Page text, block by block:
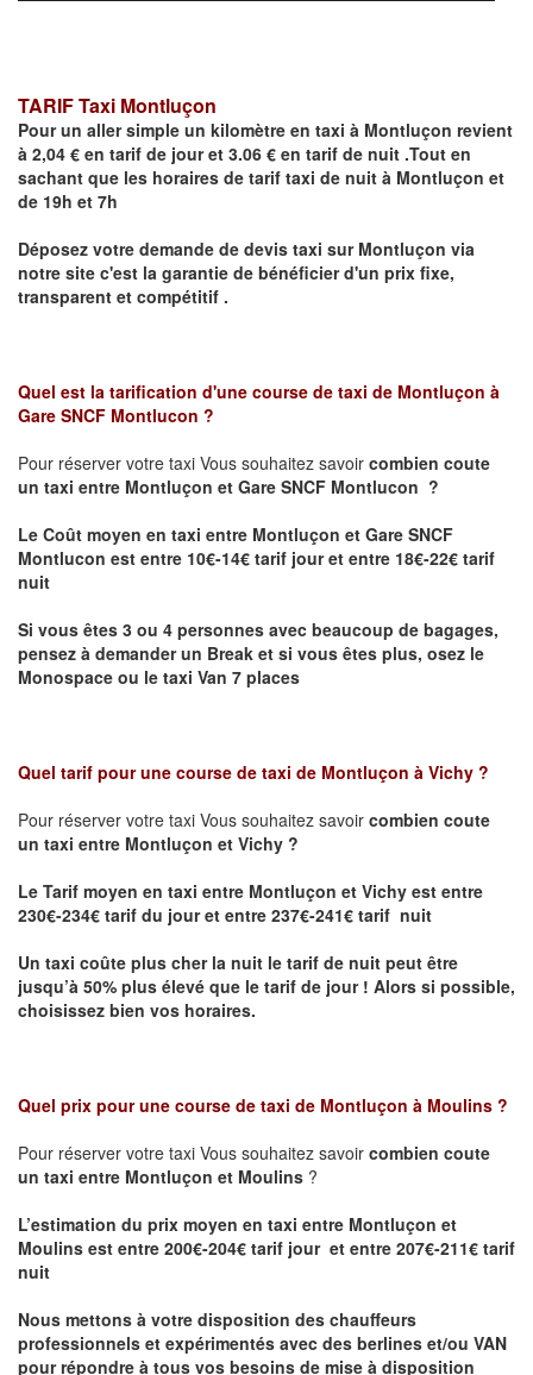
TARIF Taxi Montluçon
Pour un aller simple un kilomètre en taxi à Montluçon revient
à 2,04 € en tarif de jour et 3.06 € en tarif de nuit .Tout en
sachant que les horaires de tarif taxi de nuit à Montluçon et
de 19h et 7h
Déposez votre demande de devis taxi sur Montluçon via
notre site c'est la garantie de bénéficier d'un prix fixe,
transparent et compétitif .
Quel est la tarification d'une course de taxi de Montluçon à
Gare SNCF Montlucon ?
Pour réserver votre taxi Vous souhaitez savoir combien coute
un taxi entre Montluçon et Gare SNCF Montlucon ?
Le Coût moyen en taxi entre Montluçon et Gare SNCF
Montlucon est entre 10€-14€ tarif jour et entre 18€-22€ tarif
nuit
Si vous êtes 3 ou 4 personnes avec beaucoup de bagages,
pensez à demander un Break et si vous êtes plus, osez le
Monospace ou le taxi Van 7 places
Quel tarif pour une course de taxi de Montluçon à Vichy ?
Pour réserver votre taxi Vous souhaitez savoir combien coute
un taxi entre Montluçon et Vichy ?
Le Tarif moyen en taxi entre Montluçon et Vichy est entre
230€-234€ tarif du jour et entre 237€-241€ tarif nuit
Un taxi coûte plus cher la nuit le tarif de nuit peut être
jusqu’à 50% plus élevé que le tarif de jour ! Alors si possible,
choisissez bien vos horaires.
Quel prix pour une course de taxi de Montluçon à Moulins ?
Pour réserver votre taxi Vous souhaitez savoir combien coute
un taxi entre Montluçon et Moulins ?
L’estimation du prix moyen en taxi entre Montluçon et
Moulins est entre 200€-204€ tarif jour et entre 207€-211€ tarif
nuit
Nous mettons à votre disposition des chauffeurs
professionnels et expérimentés avec des berlines et/ou VAN
pour répondre à tous vos besoins de mise à disposition